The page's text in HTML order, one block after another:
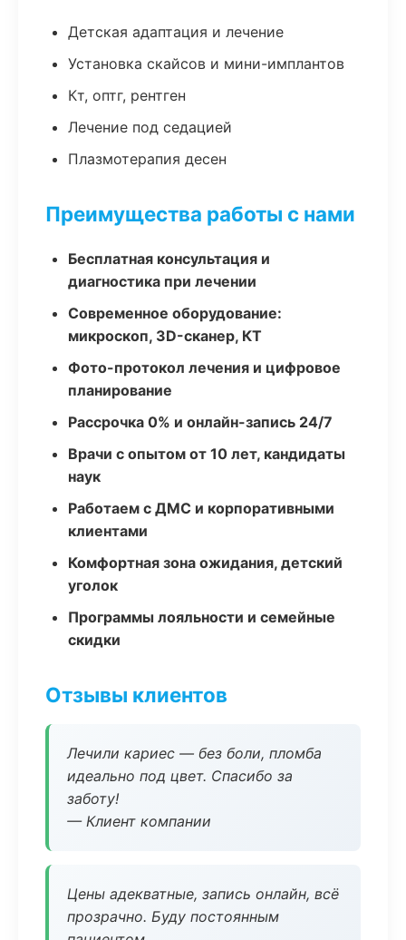
Детская адаптация и лечение
Установка скайсов и мини-имплантов
Кт, оптг, рентген
Лечение под седацией
Плазмотерапия десен
Преимущества работы с нами
Бесплатная консультация и
диагностика при лечении
Современное оборудование:
микроскоп, 3D-сканер, КТ
Фото-протокол лечения и цифровое
планирование
Рассрочка 0% и онлайн-запись 24/7
Врачи с опытом от 10 лет, кандидаты
наук
Работаем с ДМС и корпоративными
клиентами
Комфортная зона ожидания, детский
уголок
Программы лояльности и семейные
скидки
Отзывы клиентов
Лечили кариес — без боли, пломба
идеально под цвет. Спасибо за
заботу!
— Клиент компании
Цены адекватные, запись онлайн, всё
прозрачно. Буду постоянным